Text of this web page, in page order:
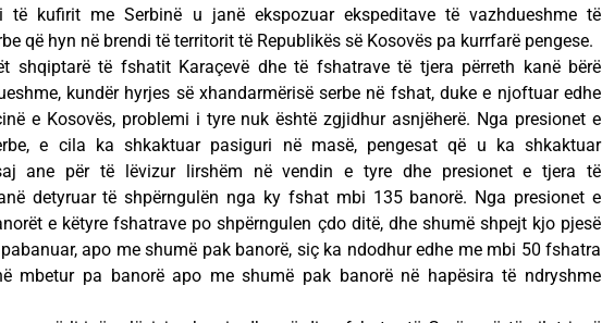
të kufirit me Serbinë u janë ekspozuar ekspeditave të vazhdueshme të
që hyn në brendi të territorit të Republikës së Kosovës pa kurrfarë pengese.
shqiptarë të fshatit Karaçevë dhe të fshatrave të tjera përreth kanë bërë
kundër hyrjes së xhandarmërisë serbe në fshat, duke e njoftuar edhe
e Kosovës, problemi i tyre nuk është zgjidhur asnjëherë. Nga presionet e
e cila ka shkaktuar pasiguri në masë, pengesat që u ka shkaktuar
ane për të lëvizur lirshëm në vendin e tyre dhe presionet e tjera të
detyruar të shpërngulën nga ky fshat mbi 135 banorë. Nga presionet e
e këtyre fshatrave po shpërngulen çdo ditë, dhe shumë shpejt kjo pjesë
apo me shumë pak banorë, siç ka ndodhur edhe me mbi 50 fshatra
mbetur pa banorë apo me shumë pak banorë në hapësira të ndryshme